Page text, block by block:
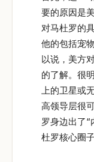
要的原因是
对马杜罗的
他的包括宠
以说，美方
的了解。很
上的卫星或
高领导层很
罗身边出了“
杜罗核心圈